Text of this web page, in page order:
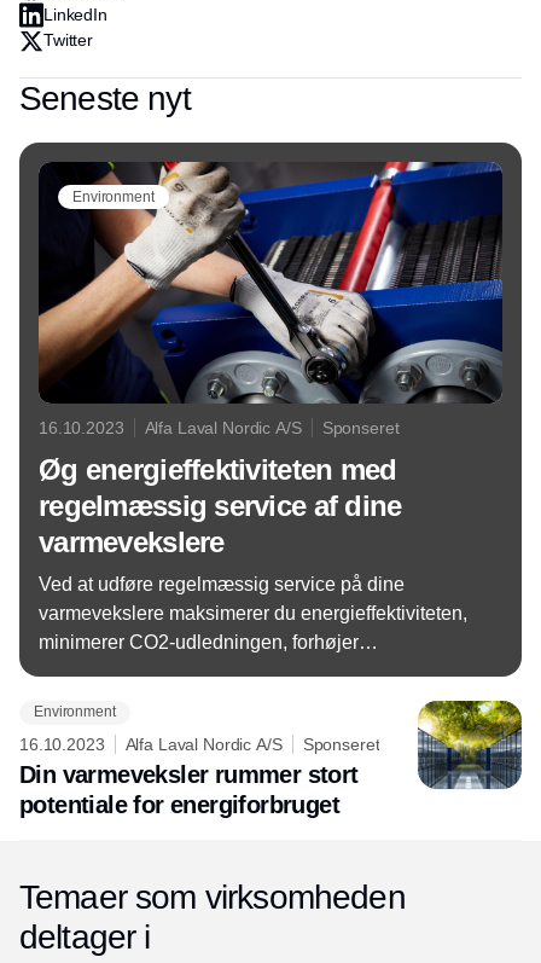
LinkedIn
Twitter
Seneste nyt
Environment
16.10.2023 Alfa Laval Nordic A/S Sponseret
Øg energieffektiviteten med
regelmæssig service af dine
varmevekslere
Ved at udføre regelmæssig service på dine
varmevekslere maksimerer du energieffektiviteten,
minimerer CO2-udledningen, forhøjer
Environment
16.10.2023 Alfa Laval Nordic A/S Sponseret
Din varmeveksler rummer stort
potentiale for energiforbruget
Temaer som virksomheden
deltager i